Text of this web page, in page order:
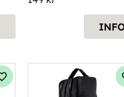
Lägg till i favoriter